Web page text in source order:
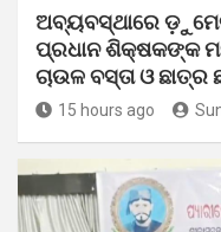
ଅବ୍ୟବସ୍ଥାରେ
ପ୍ରଧାନ ଶିକ୍ଷକଙ୍କ
ଚାଉଳ ବସ୍ତା ଓ ଛାତ୍ର
15 hours ago